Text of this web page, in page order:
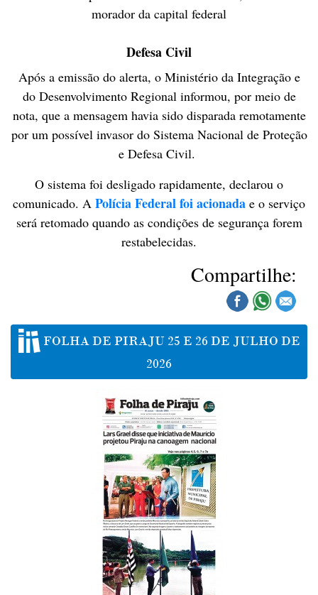
morador da capital federal
Defesa Civil
Após a emissão do alerta, o Ministério da Integração e
do Desenvolvimento Regional informou, por meio de
nota, que a mensagem havia sido disparada remotamente
por um possível invasor do Sistema Nacional de Proteção
e Defesa Civil.
O sistema foi desligado rapidamente, declarou o
comunicado. A Polícia Federal foi acionada e o serviço
será retomado quando as condições de segurança forem
restabelecidas.
Compartilhe:
FOLHA DE PIRAJU 25 E 26 DE JULHO DE
2026